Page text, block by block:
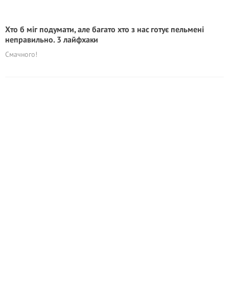
Хто б міг подумати, але багато хто з нас готує пельмені
неправильно. 3 лайфхаки
Смачного!